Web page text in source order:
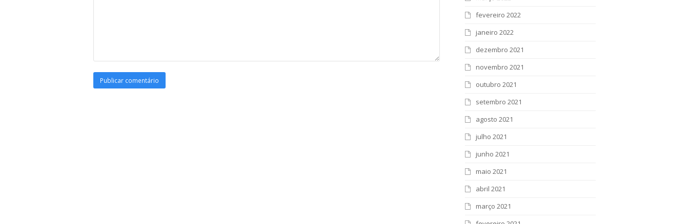
fevereiro 2022
janeiro 2022
dezembro 2021
novembro 2021
outubro 2021
setembro 2021
agosto 2021
julho 2021
junho 2021
maio 2021
abril 2021
março 2021